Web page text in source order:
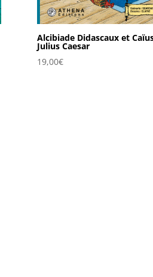
Alcibiade Didascaux et
Julius Caesar
19,00€